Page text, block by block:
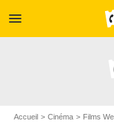
menu
Accueil Cinéma Films